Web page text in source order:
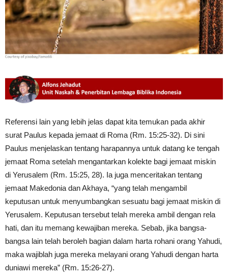
Referensi lain yang lebih jelas dapat kita temukan pada akhir
surat Paulus kepada jemaat di Roma (Rm. 15:25-32). Di sini
Paulus menjelaskan tentang harapannya untuk datang ke tengah
jemaat Roma setelah mengantarkan kolekte bagi jemaat miskin
di Yerusalem (Rm. 15:25, 28). Ia juga menceritakan tentang
jemaat Makedonia dan Akhaya, “yang telah mengambil
keputusan untuk menyumbangkan sesuatu bagi jemaat miskin di
Yerusalem. Keputusan tersebut telah mereka ambil dengan rela
hati, dan itu memang kewajiban mereka. Sebab, jika bangsa-
bangsa lain telah beroleh bagian dalam harta rohani orang Yahudi,
maka wajiblah juga mereka melayani orang Yahudi dengan harta
duniawi mereka” (Rm. 15:26-27).